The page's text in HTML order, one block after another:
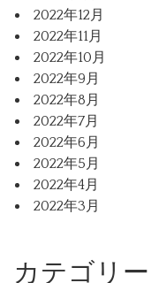
2022年12月
2022年11月
2022年10月
2022年9月
2022年8月
2022年7月
2022年6月
2022年5月
2022年4月
2022年3月
カテゴリー